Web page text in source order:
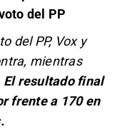
del PP
del PP, Vox y
mientras
El resultado final
frente a 170 en